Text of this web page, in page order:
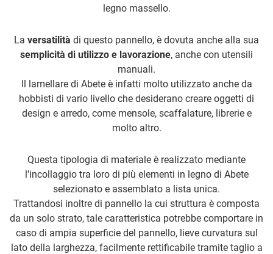
legno massello.
La versatilità di questo pannello, è dovuta anche alla sua
semplicità di utilizzo e lavorazione, anche con utensili
manuali.
Il lamellare di Abete è infatti molto utilizzato anche da
hobbisti di vario livello che desiderano creare oggetti di
design e arredo, come mensole, scaffalature, librerie e
molto altro.
Questa tipologia di materiale è realizzato mediante
l'incollaggio tra loro di più elementi in legno di Abete
selezionato e assemblato a lista unica.
Trattandosi inoltre di pannello la cui struttura è composta
da un solo strato, tale caratteristica potrebbe comportare in
caso di ampia superficie del pannello, lieve curvatura sul
lato della larghezza, facilmente rettificabile tramite taglio a